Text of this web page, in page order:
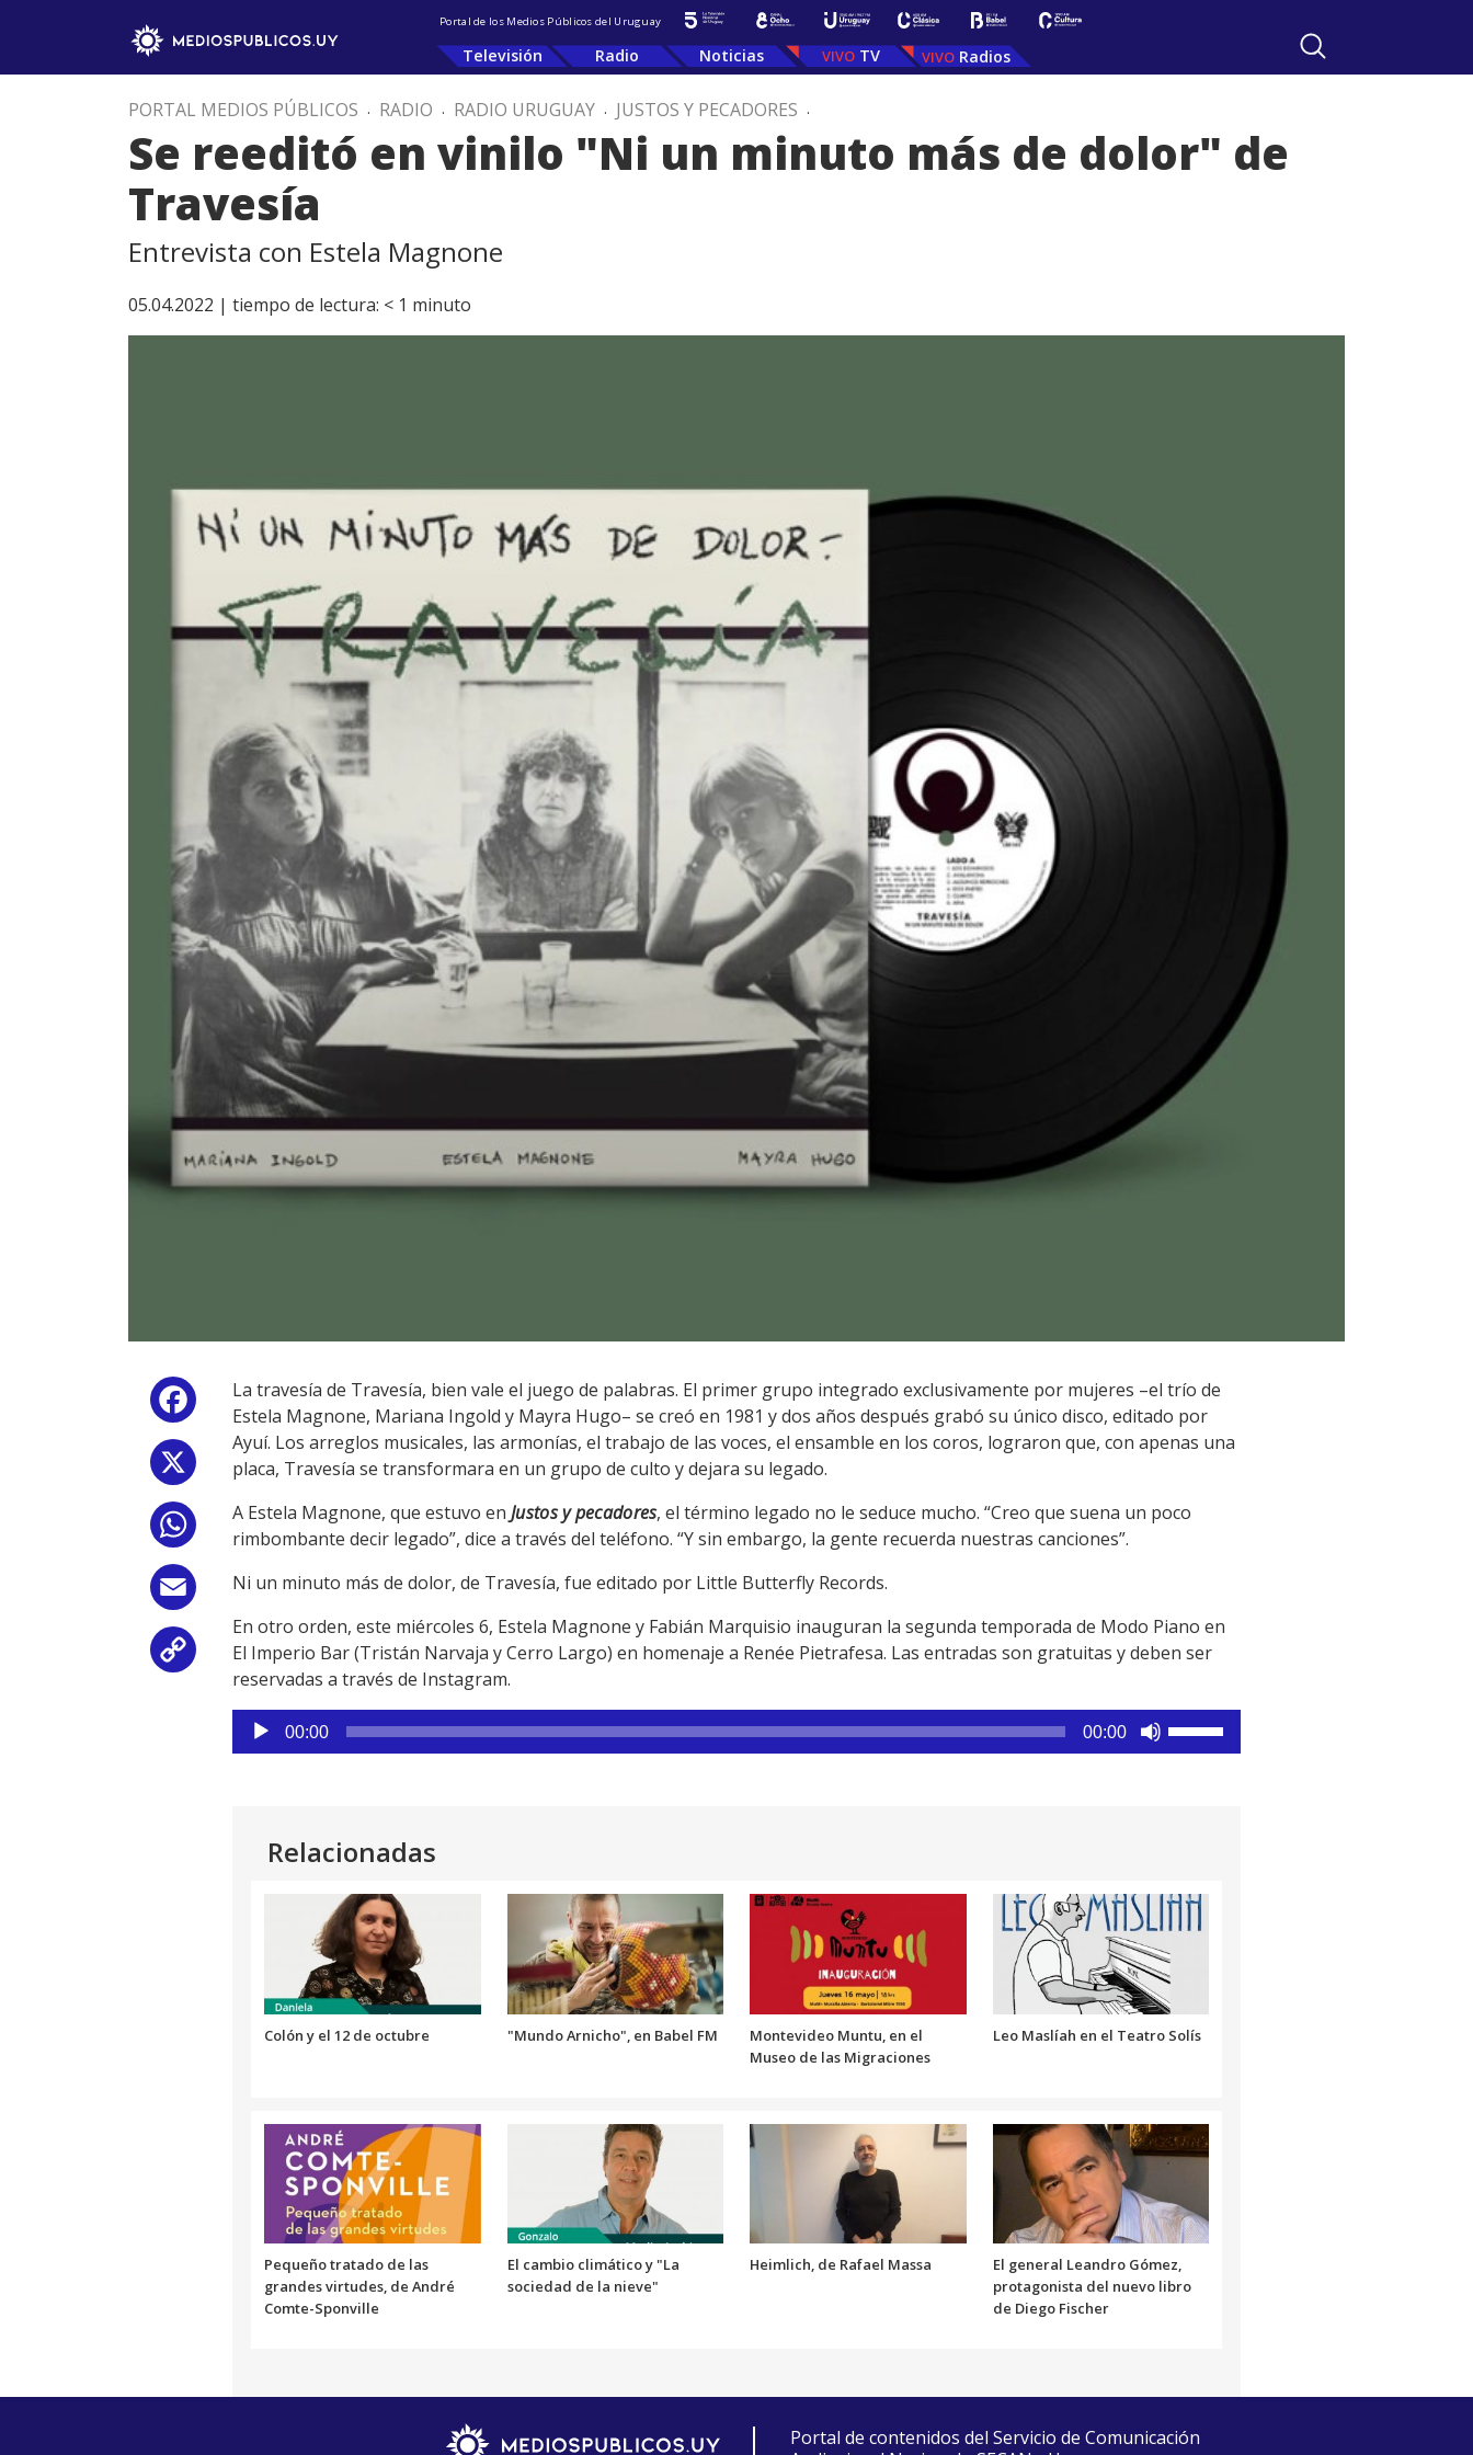
Portal de los Medios Públicos del Uruguay
Televisión Radio Noticias TV Radios
PORTAL MEDIOS PÚBLICOS . RADIO . RADIO URUGUAY . JUSTOS Y PECADORES .
Se reeditó en vinilo "Ni un minuto más de dolor" de
Travesía
Entrevista con Estela Magnone
05.04.2022 | tiempo de lectura: < 1 minuto
Facebook
WhatsApp
Email
Copy
La travesía de Travesía, bien vale el juego de palabras. El primer grupo integrado exclusivamente por mujeres –el trío de
Estela Magnone, Mariana Ingold y Mayra Hugo– se creó en 1981 y dos años después grabó su único disco, editado por
Ayuí. Los arreglos musicales, las armonías, el trabajo de las voces, el ensamble en los coros, lograron que, con apenas una
placa, Travesía se transformara en un grupo de culto y dejara su legado.
A Estela Magnone, que estuvo en Justos y pecadores, el término legado no le seduce mucho. “Creo que suena un poco
rimbombante decir legado”, dice a través del teléfono. “Y sin embargo, la gente recuerda nuestras canciones”.
Ni un minuto más de dolor, de Travesía, fue editado por Little Butterfly Records.
En otro orden, este miércoles 6, Estela Magnone y Fabián Marquisio inauguran la segunda temporada de Modo Piano en
El Imperio Bar (Tristán Narvaja y Cerro Largo) en homenaje a Renée Pietrafesa. Las entradas son gratuitas y deben ser
reservadas a través de Instagram.
Reproductor
de
00:00 00:00
aumentar
o
disminuir
el
volumen.
Relacionadas
Colón y el 12 de octubre "Mundo Arnicho", en Babel FM
Montevideo Muntu, en el
Museo de las Migraciones
Leo Maslíah en el Teatro Solís
Pequeño tratado de las
grandes virtudes, de André
Comte-Sponville
El cambio climático y "La
sociedad de la nieve"
Heimlich, de Rafael Massa
El general Leandro Gómez,
protagonista del nuevo libro
de Diego Fischer
Portal de contenidos del Servicio de Comunicación